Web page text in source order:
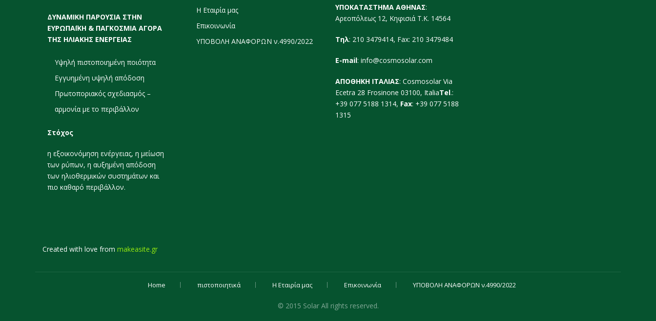
ΔΥΝΑΜΙΚΗ ΠΑΡΟΥΣΙΑ ΣΤΗΝ
ΕΥΡΩΠΑΪΚΗ & ΠΑΓΚΟΣΜΙΑ ΑΓΟΡΑ
ΤΗΣ ΗΛΙΑΚΗΣ ΕΝΕΡΓΕΙΑΣ
Υψηλή πιστοποιημένη ποιότητα
Εγγυημένη υψηλή απόδοση
Πρωτοποριακός σχεδιασμός –
αρμονία με το περιβάλλον
Στόχος
η εξοικονόμηση ενέργειας, η μείωση
των ρύπων, η αυξημένη απόδοση
των ηλιοθερμικών συστημάτων και
πιο καθαρό περιβάλλον.
Created with love from makeasite.gr
Η Εταιρία μας
Επικοινωνία
ΥΠΟΒΟΛΗ ΑΝΑΦΟΡΩΝ ν.4990/2022
ΥΠΟΚΑΤΑΣΤΗΜΑ ΑΘΗΝΑΣ:
Αρεοπόλεως 12, Κηφισιά Τ.Κ. 14564
Τηλ: 210 3479414, Fax: 210 3479484
E-mail: info@cosmosolar.com
ΑΠΟΘΗΚΗ ΙΤΑΛΙΑΣ: Cosmosolar Via
Ecetra 28 Frosinone 03100, ItaliaTel.:
+39 077 5188 1314, Fax: +39 077 5188
1315
Home πιστοποιητικά Η Εταιρία μας Επικοινωνία ΥΠΟΒΟΛΗ ΑΝΑΦΟΡΩΝ ν.4990/2022
© 2015 Solar All rights reserved.